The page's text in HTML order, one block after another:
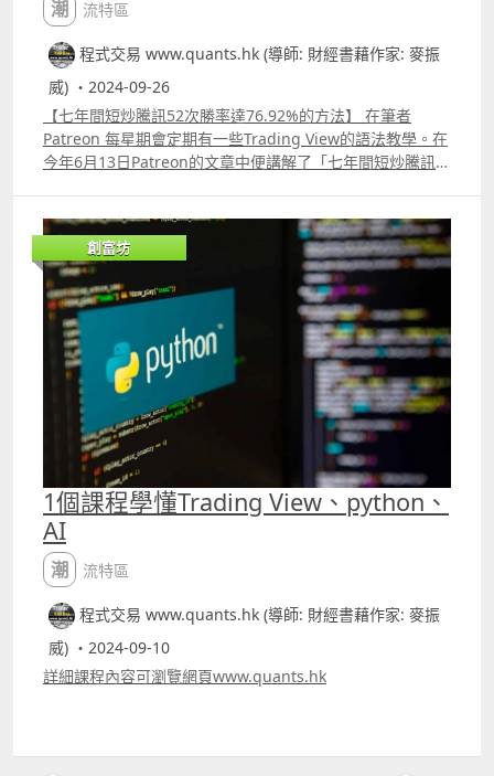
潮流特區
程式交易 www.quants.hk (導師: 財經書藉作家: 麥振
威) ・2024-09-26
【七年間短炒騰訊52次勝率達76.92%的方法】 在筆者
Patreon 每星期會定期有一些Trading View的語法教學。在
今年6月13日Patreon的文章中便講解了「七年間短炒騰訊
114.57%，即使只買入10萬港元，大約能獲利114570港
元。但對很多人來說這根本不可能的。例如在2022年也有很
多機構多次增持騰訊，但騰訊股價在低位徘徊不前，到了
2023年初便沽貨離場。 要長期持有一隻股票真的要很有
「耐性」，這點真的並非每個人都做到，巴菲特被視為大
師，最大原因是他真的大部份時間也「坐得穩」。筆者今天
並非要教長期持有股票的好處，既然我們沒有辨法也沒有能
力長期持有一隻股票，透過短炒又能否有較好的回報 文章中
介紹的就是專用作炒騰訊的方法。若運用30分鐘圖表，由
2017年1月3日至今的回報有78.22%，同樣投入10萬港元，
回報約78222.6港元，期間交易了52次，獲利的有40次，勝
率大約76.92%，平均每次交易持倉時間約413支bar。 若用
30分鐘圖，平均持倉時間大約1個月左右，這樣應更合符人
性，因為若要持倉長達七年，連很多專家都做不到，但一般
散戶要持倉1個月較容易處理。pinescript 代碼在patreon
內容可找到 筆者patreon
httpswww.patreon.comquantshk
創富坊
1個課程學懂Trading View、python、
AI
潮流特區
程式交易 www.quants.hk (導師: 財經書藉作家: 麥振
威) ・2024-09-10
詳細課程內容可瀏覽網頁www.quants.hk